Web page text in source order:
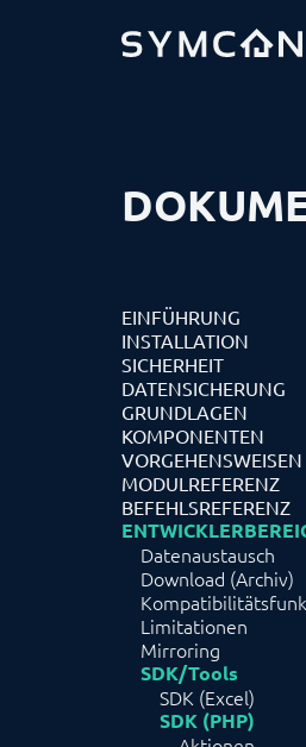
EINFÜHRUNG
INSTALLATION
SICHERHEIT
DATENSICHERUNG
GRUNDLAGEN
KOMPONENTEN
VORGEHENSWEISEN
MODULREFERENZ
BEFEHLSREFERENZ
Datenaustausch
Download (Archiv)
Limitationen
Mirroring
SDK/Tools
SDK (Excel)
SDK (PHP)